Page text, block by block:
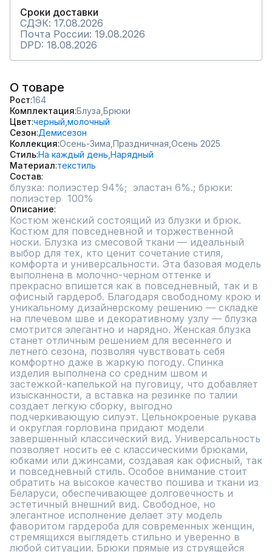
Сроки доставки
СДЭК: 17.08.2026
Почта России: 19.08.2026
DPD: 18.08.2026
О товаре
Рост 164
Комплектация Блуза, Брюки
Цвет черный, молочный
Сезон Демисезон
Коллекция Осень-Зима, Праздничная, Осень 2025
СтильНа каждый день, Нарядный
Материал текстиль
Состав
блузка: полиэстер 94%;  эластан 6%.; брюки:
полиэстер  100%
Описание
Костюм женский состоящий из блузки и брюк.
Костюм для повседневной и торжественной
носки. Блузка из смесовой ткани — идеальный
выбор для тех, кто ценит сочетание стиля,
комфорта и универсальности. Эта базовая модель
выполнена в молочно-черном оттенке и
прекрасно впишется как в повседневный, так и в
офисный гардероб. Благодаря свободному крою и
уникальному дизайнерскому решению — складке
на плечевом шве и декоративному узлу — блузка
смотрится элегантно и нарядно. Женская блузка
станет отличным решением для весеннего и
летнего сезона, позволяя чувствовать себя
комфортно даже в жаркую погоду. Спинка
изделия выполнена со средним швом и
застежкой-капелькой на пуговицу, что добавляет
изысканности, а вставка на резинке по талии
создает легкую сборку, выгодно
подчеркивающую силуэт. Цельнокроеные рукава
и округлая горловина придают модели
завершенный классический вид. Универсальность
позволяет носить её с классическими брюками,
юбками или джинсами, создавая как офисный, так
и повседневный стиль. Особое внимание стоит
обратить на высокое качество пошива и ткани из
Беларуси, обеспечивающее долговечность и
эстетичный внешний вид. Свободное, но
элегантное исполнение делает эту модель
фаворитом гардероба для современных женщин,
стремящихся выглядеть стильно и уверенно в
любой ситуации. Брюки прямые из струящейся